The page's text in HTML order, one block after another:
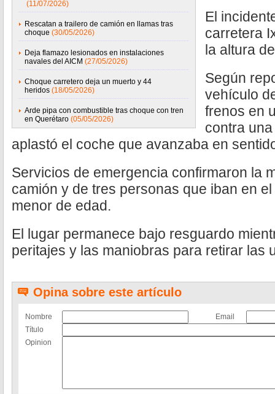
(11/07/2026)
Rescatan a trailero de camión en llamas tras
choque (30/05/2026)
Deja flamazo lesionados en instalaciones
navales del AICM (27/05/2026)
Choque carretero deja un muerto y 44
heridos (18/05/2026)
Arde pipa con combustible tras choque con tren
en Querétaro (05/05/2026)
El
carretera
la altura
Según
vehículo
frenos en
contra
aplastó el coche que avanzaba en
Servicios de emergencia confirmaron la
camión y de tres personas que iban en
menor de edad.
El lugar permanece bajo resguardo
peritajes y las maniobras para retirar las
Opina sobre este artículo
Nombre
Email
Título
Opinion